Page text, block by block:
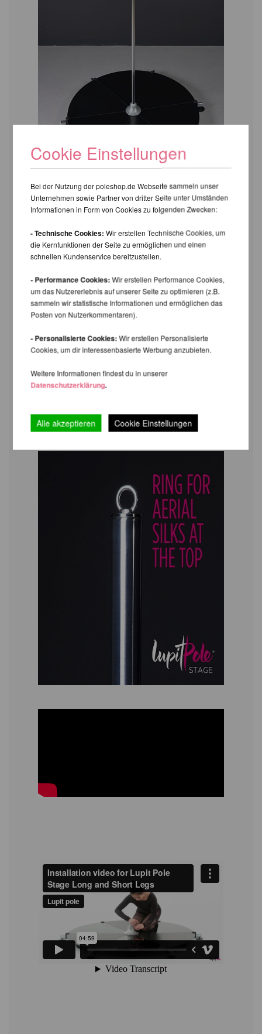
Cookie Einstellungen
Bei der Nutzung der poleshop.de Webseite sammeln unser
Unternehmen sowie Partner von dritter Seite unter Umständen
Informationen in Form von Cookies zu folgenden Zwecken:
- Technische Cookies: Wir erstellen Technische Cookies, um
die Kernfunktionen der Seite zu ermöglichen und einen
schnellen Kundenservice bereitzustellen.
- Performance Cookies:Wir erstellen Performance Cookies,
um das Nutzererlebnis auf unserer Seite zu optimieren (z.B.
sammeln wir statistische Informationen und ermöglichen das
Posten von Nutzerkommentaren).
- Personalisierte Cookies:Wir erstellen Personalisierte
Cookies, um dir interessenbasierte Werbung anzubieten.
Weitere Informationen findest du in unserer
Datenschutzerklärung.
Alle akzeptieren Cookie Einstellungen